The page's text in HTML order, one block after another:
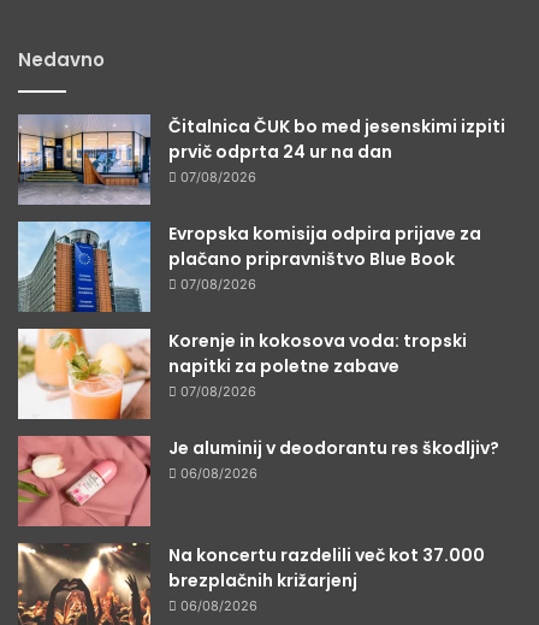
Nedavno
Čitalnica ČUK bo med jesenskimi izpiti
prvič odprta 24 ur na dan
07/08/2026
Evropska komisija odpira prijave za
plačano pripravništvo Blue Book
07/08/2026
Korenje in kokosova voda: tropski
napitki za poletne zabave
07/08/2026
Je aluminij v deodorantu res škodljiv?
06/08/2026
Na koncertu razdelili več kot 37.000
brezplačnih križarjenj
06/08/2026